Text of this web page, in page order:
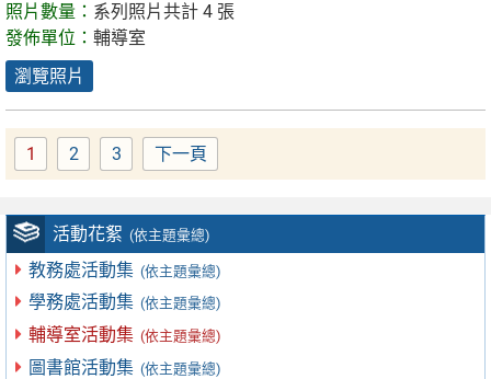
活動花絮 (依主題彙總)
教務處活動集 (依主題彙總)
學務處活動集 (依主題彙總)
輔導室活動集 (依主題彙總)
圖書館活動集 (依主題彙總)
照片數量： 系列照片共計 4 張
發佈單位： 輔導室
瀏覽照片
Page
1 Page
2 Page
3 下一頁